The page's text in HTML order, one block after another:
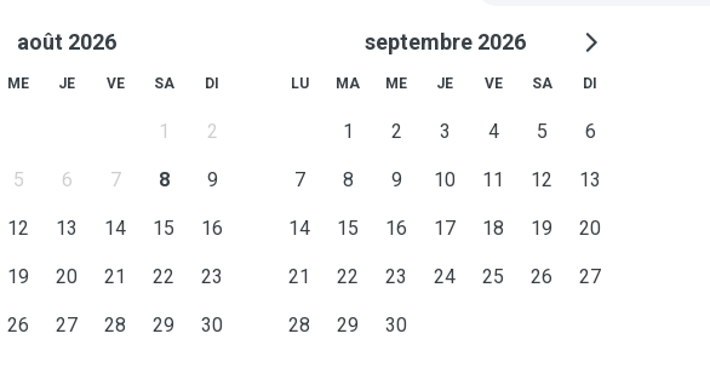
août 2026
ME JE VE SA DI
1 2
5 6 7 8 9
12 13 14 15 16
19 20 21 22 23
26 27 28 29 30
septembre 2026
LU MA ME JE VE SA DI
1 2 3 4 5 6
7 8 9 10 11 12 13
14 15 16 17 18 19 20
21 22 23 24 25 26 27
28 29 30